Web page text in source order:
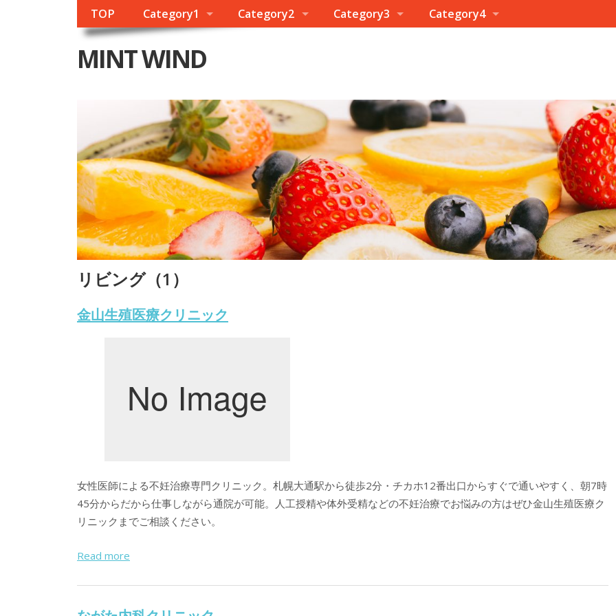
TOP Category1 Category2 Category3 Category4
MINT WIND
リビング（1）
金山生殖医療クリニック
女性医師による不妊治療専門クリニック。札幌大通駅から徒歩2分・チカホ12番出口からすぐで通いやすく、朝7時
45分からだから仕事しながら通院が可能。人工授精や体外受精などの不妊治療でお悩みの方はぜひ金山生殖医療ク
リニックまでご相談ください。
Read more